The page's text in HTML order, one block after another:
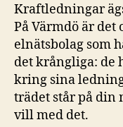
Kraftledningar
På Värmdö är
elnätsbolag som
det krångliga: de
kring sina
trädet står på din
vill med det.